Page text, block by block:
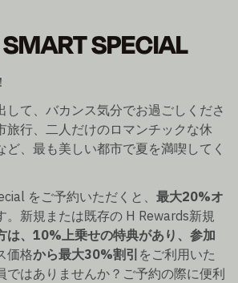
SPECIAL
して、バカンス気分でお過ごしくださ
旅行、二人だけのロマンチックな休
ど、最も美しい都市で夏を満喫してく
をご予約いただくと、 最大20%オ
。新規または既存の H Rewards新規
は、10%上乗せの特典があり、参加
価格から最大30%割引 をご利用いた
ではありませんか？ご予約の際に便利